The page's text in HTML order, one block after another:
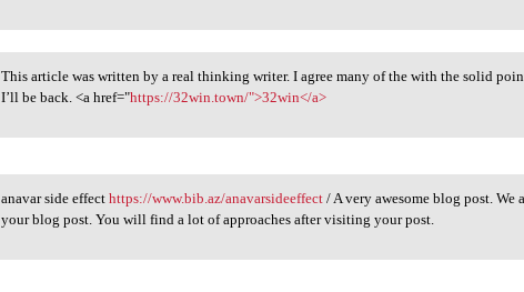
This article was written by a
This article was written by a real thinking writer. I agree many of the with the solid
I’ll be back. <a href="https://32win.town/">32win</a>
anavar side effect https:/
anavar side effecthttps://www.bib.az/anavarsideeffect / A very awesome blog post. We
your blog post. You will find a lot of approaches after visiting your post.